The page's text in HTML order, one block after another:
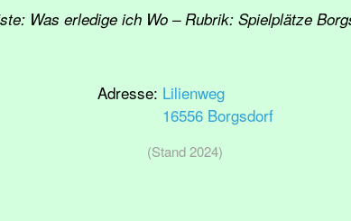
Was erledige ich Wo – Rubrik: Spielplätze
Adresse: Lilienweg
16556 Borgsdorf
(Stand 2024)